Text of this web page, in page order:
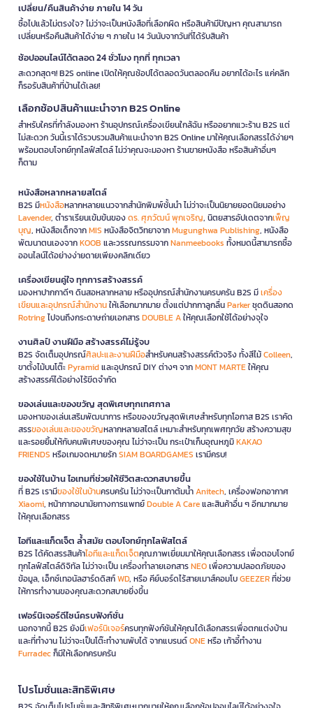
เปลี่ยน/คืนสินค้าง่าย ภายใน 14 วัน
ซื้อไปแล้วไม่ตรงใจ? ไม่ว่าจะเป็นหนังสือที่เลือกผิด หรือสินค้ามีปัญหา คุณสามารถ
เปลี่ยนหรือคืนสินค้าได้ง่าย ๆ ภายใน 14 วันนับจากวันที่ได้รับสินค้า
ช้อปออนไลน์ได้ตลอด 24 ชั่วโมง ทุกที่ ทุกเวลา
สะดวกสุดๆ! B2S online เปิดให้คุณช้อปได้ตลอดวันตลอดคืน อยากได้อะไร แค่คลิก
ก็รอรับสินค้าที่บ้านได้เลย!
เลือกช้อปสินค้าแนะนำจาก B2S Online
สำหรับใครที่กำลังมองหา ร้านอุปกรณ์เครื่องเขียนใกล้ฉัน หรืออยากแวะร้าน B2S แต่
ไม่สะดวก วันนี้เราได้รวบรวมสินค้าแนะนำจาก B2S Online มาให้คุณเลือกสรรได้ง่ายๆ
พร้อมตอบโจทย์ทุกไลฟ์สไตล์ ไม่ว่าคุณจะมองหา ร้านขายหนังสือ หรือสินค้าอื่นๆ
ก็ตาม
หนังสือหลากหลายสไตล์
B2S มีหนังสือหลากหลายแนวจากสำนักพิมพ์ชั้นนำ ไม่ว่าจะเป็นนิยายยอดนิยมอย่าง
Lavender, ตำราเรียนเข้มข้นของดร. ศุภวัฒน์ พุกเจริญ, นิตยสารอัปเดตจากเพ็ญ
บุญ, หนังสือเด็กจากMIS หนังสือจิตวิทยาจากMugunghwa Publishing, หนังสือ
พัฒนาตนเองจากKOOB และวรรณกรรมจากNanmeebooks ทั้งหมดนี้สามารถซื้อ
ออนไลน์ได้อย่างง่ายดายเพียงคลิกเดียว
เครื่องเขียนคู่ใจ ทุกการสร้างสรรค์
มองหาปากกาดีๆ ดินสอหลากหลาย หรืออุปกรณ์สำนักงานครบครัน B2S มีเครื่อง
เขียนและอุปกรณ์สำนักงานให้เลือกมากมาย ตั้งแต่ปากกาลูกลื่นParkerชุดดินสอกด
Rotringไปจนถึงกระดาษถ่ายเอกสารDOUBLE Aให้คุณเลือกใช้ได้อย่างจุใจ
งานศิลป์ งานฝีมือ สร้างสรรค์ไม่รู้จบ
B2S จัดเต็มอุปกรณ์ศิลปะและงานฝีมือสำหรับคนสร้างสรรค์ตัวจริง ทั้งสีไม้Colleen,
ขาตั้งไม้บนโต๊ะPyramidและอุปกรณ์ DIY ต่างๆ จากMONT MARTEให้คุณ
สร้างสรรค์ได้อย่างไร้ขีดจำกัด
ของเล่นและของขวัญ สุดพิเศษทุกเทศกาล
มองหาของเล่นเสริมพัฒนาการ หรือของขวัญสุดพิเศษสำหรับทุกโอกาส B2S เราคัด
สรรของเล่นและของขวัญหลากหลายสไตล์ เหมาะสำหรับทุกเพศทุกวัย สร้างความสุข
และรอยยิ้มให้กับคนพิเศษของคุณ ไม่ว่าจะเป็น กระเป๋าเก็บอุณหภูมิKAKAO
FRIENDS หรือเกมจดหมายรักSIAM BOARDGAMES เรามีครบ!
ของใช้ในบ้าน ไอเทมที่ช่วยให้ชีวิตสะดวกสบายขึ้น
ที่ B2S เรามีของใช้ในบ้านครบครัน ไม่ว่าจะเป็นกาต้มน้ำAnitech, เครื่องฟอกอากาศ
Xiaomi, หน้ากากอนามัยทางการแพทย์Double A Careและสินค้าอื่น ๆ อีกมากมาย
ให้คุณเลือกสรร
ไอทีและแก็ดเจ็ต ล้ำสมัย ตอบโจทย์ทุกไลฟ์สไตล์
B2S ได้คัดสรรสินค้าไอทีและแก็ดเจ็ตคุณภาพเยี่ยมมาให้คุณเลือกสรร เพื่อตอบโจทย์
ทุกไลฟ์สไตล์ดิจิทัล ไม่ว่าจะเป็น เครื่องทำลายเอกสารNEOเพื่อความปลอดภัยของ
ข้อมูล, เอ็กซ์เทอนัลฮาร์ดดิสก์WD, หรือ คีย์บอร์ดไร้สายเมาส์คอมโบGEEZERที่ช่วย
ให้การทำงานของคุณสะดวกสบายยิ่งขึ้น
เฟอร์นิเจอร์ดีไซน์ครบฟังก์ชั่น
นอกจากนี้ B2S ยังมีเฟอร์นิเจอร์ครบทุกฟังก์ชันให้คุณได้เลือกสรรเพื่อตกแต่งบ้าน
และที่ทำงาน ไม่ว่าจะเป็นโต๊ะทำงานพับได้ จากแบรนด์ONEหรือ เก้าอี้ทำงาน
Furradecก็มีให้เลือกครบครัน
โปรโมชั่นและสิทธิพิเศษ